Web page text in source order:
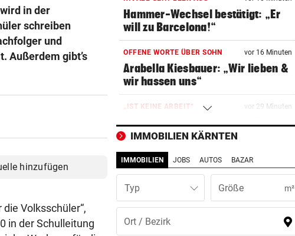
in der
schreiben
und
Außerdem gibt’s
hinzufügen
Volksschüler“,
in der Schulleitung
Hammer-Wechsel bestätigt: „Er
will zu Barcelona!“
OFFENE WORTE ÜBER SOHN vor 16 Minuten
Arabella Kiesbauer: „Wir lieben &
wir hassen uns“
„IST KEINE ARBEIT“ vor 29 Minuten
Kanzler empört mit Sager über
Kinderbetreuung
ANGRIFF VOR UNTERRICHT vor 34 Minuten
Schüsse an Schule in Thailand:
Mehrere Todesopfer
vor einer Stunde
Hantavirus bei Frankreich-Tourist
IMMOBILIEN KÄRNTEN
IMMOBILIEN JOBS AUTOS BAZAR
Typ m²